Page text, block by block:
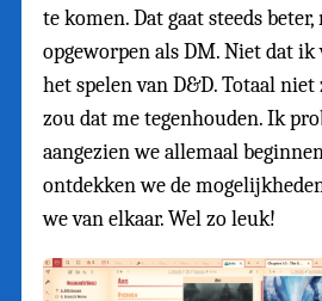
te komen. Dat gaat steeds
opgeworpen als DM. Niet dat
het spelen van D&D. Totaal
zou dat me tegenhouden. Ik
aangezien we allemaal
ontdekken we de
we van elkaar. Wel zo leuk!